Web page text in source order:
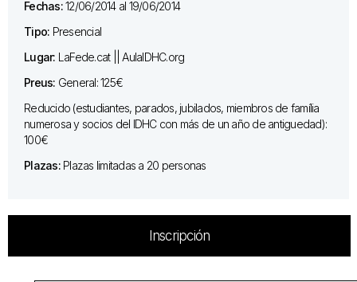
Fechas:12/06/2014 al 19/06/2014
Tipo: Presencial
Lugar: LaFede.cat || AulaIDHC.org
Preus: General: 125€
Reducido (estudiantes, parados, jubilados, miembros de família
numerosa y socios del IDHC con más de un año de antiguedad):
100€
Plazas: Plazas limitadas a 20 personas
Inscripción